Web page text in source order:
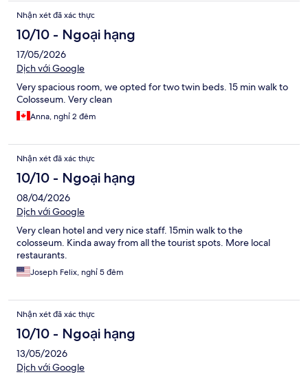
Nhận xét đã xác thực
10/10 - Ngoại hạng
17/05/2026
Dịch với Google
Very spacious room, we opted for two twin beds. 15 min walk to
Colosseum. Very clean
Anna, nghỉ 2 đêm
Nhận xét đã xác thực
10/10 - Ngoại hạng
08/04/2026
Dịch với Google
Very clean hotel and very nice staff. 15min walk to the
colosseum. Kinda away from all the tourist spots. More local
restaurants.
Joseph Felix, nghỉ 5 đêm
Nhận xét đã xác thực
10/10 - Ngoại hạng
13/05/2026
Dịch với Google